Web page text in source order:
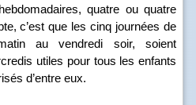
quatre ou quatre
c’est que les cinq journées de
au vendredi soir, soient
utiles pour tous les enfants
d’entre eux.